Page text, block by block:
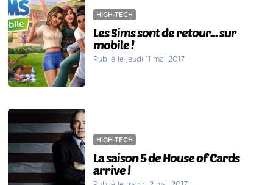
HIGH-TECH
Les Sims sont de retour... sur
mobile !
Publié le jeudi 11 mai 2017
HIGH-TECH
La saison 5 de House of Cards
arrive !